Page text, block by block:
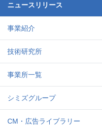
ニュースリリース
事業紹介
技術研究所
事業所一覧
シミズグループ
CM・広告ライブラリー